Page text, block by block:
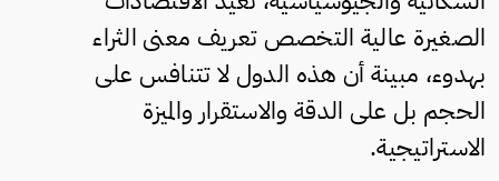
الصغيرة عالية التخصص تعريف معنى الثراء
بهدوء، مبينة أن هذه الدول لا تتنافس على
الحجم بل على الدقة والاستقرار والميزة
الاستراتيجية.